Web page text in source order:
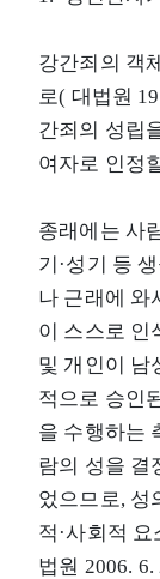
강간죄의 객
로( 대법원
간죄의 성립
여자로 인정
종래에는 사
기·성기 등
나 근래에 와
이 스스로 인
및 개인이 남
적으로 승인
을 수행하는
람의 성을 결
었으므로, 성
적·사회적
법원 2006.